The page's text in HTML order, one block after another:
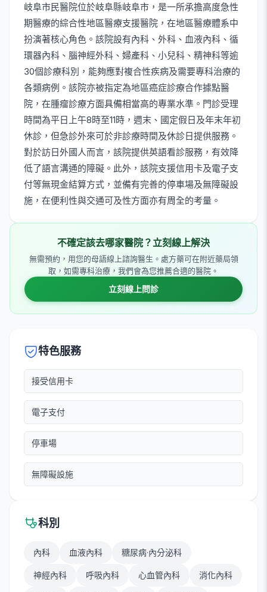
岐阜市民醫院位於岐阜縣岐阜市，是一所承擔高度急性
期醫療的綜合性地區醫療支援醫院，在地區醫療體系中
扮演著核心角色。該院設有內科、外科、血液內科、循
環器內科、腦神經外科、婦產科、小兒科、精神科等逾
30個診療科別，能夠應對複合性疾病及需要專科治療的
各類病例。該院亦被指定為地區癌症診療合作據點醫
院，在腫瘤診療方面具備相當高的專業水準。門診受理
時間為平日上午8時至11時，週末、國定假日及年末年初
休診，但急診外來可於非診療時間及休診日提供服務。
對於訪日外國人而言，該院提供英語看診服務，有效降
低了語言溝通的障礙。此外，該院支援信用卡及電子支
付等無現金結算方式，並備有完善的停車場及無障礙設
施，在便利性與交通可及性方面亦有周全的考量。
不確定該去哪家醫院？立刻線上解決
無需預約，用您的母語線上諮詢醫生。處方藥可在附近藥局領
取，如需專科治療，我們會為您推薦合適的醫院。
立刻線上問診
特色服務
接受信用卡
電子支付
停車場
無障礙設施
科別
內科 血液內科 糖尿病·內分泌科
神經內科 呼吸內科 心血管內科 消化內科